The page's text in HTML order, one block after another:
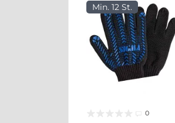
Min. 12 St.
0